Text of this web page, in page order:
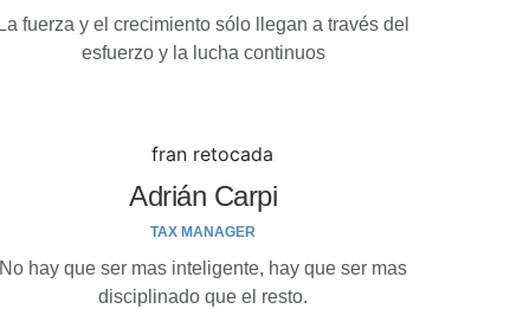
La fuerza y el crecimiento sólo llegan a través del
esfuerzo y la lucha continuos
Adrián Carpi
TAX MANAGER
No hay que ser mas inteligente, hay que ser mas
disciplinado que el resto.